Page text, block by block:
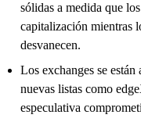
sólidas a medida que
capitalización mientras
desvanecen.
Los exchanges se
nuevas listas como
especulativa